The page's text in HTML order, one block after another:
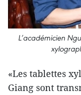
L’académicien
«Les tablettes
Giang sont